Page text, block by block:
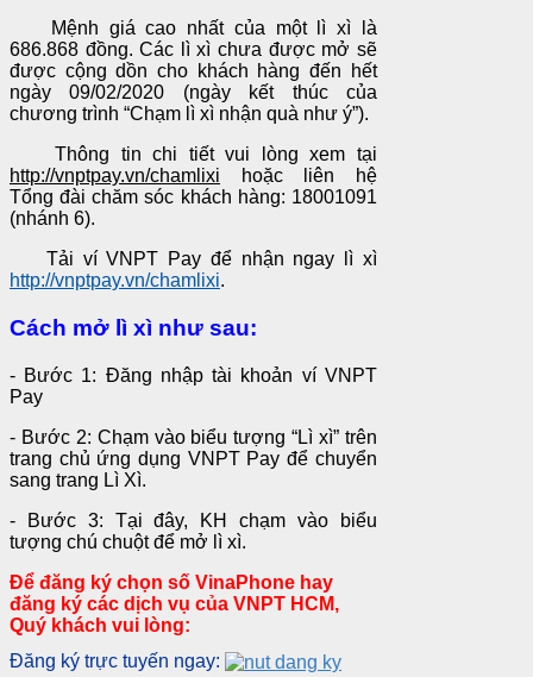
Mệnh giá cao nhất của một lì xì là
686.868 đồng. Các lì xì chưa được mở sẽ
được cộng dồn cho khách hàng đến hết
ngày 09/02/2020 (ngày kết thúc của
chương trình “Chạm lì xì nhận quà như ý”).
Thông tin chi tiết vui lòng xem tại
http://vnptpay.vn/chamlixi hoặc liên hệ
Tổng đài chăm sóc khách hàng: 18001091
(nhánh 6).
Tải ví VNPT Pay để nhận ngay lì xì
http://vnptpay.vn/chamlixi.
Cách mở lì xì như sau:
- Bước 1: Đăng nhập tài khoản ví VNPT
Pay
- Bước 2: Chạm vào biểu tượng “Lì xì” trên
trang chủ ứng dụng VNPT Pay để chuyển
sang trang Lì Xì.
- Bước 3: Tại đây, KH chạm vào biểu
tượng chú chuột để mở lì xì.
Để đăng ký chọn số VinaPhone hay
đăng ký các dịch vụ của VNPT HCM,
Quý khách vui lòng:
Đăng ký trực tuyến ngay: